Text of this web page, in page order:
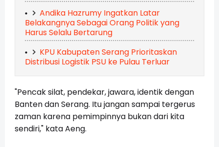
Andika Hazrumy Ingatkan Latar
Belakangnya Sebagai Orang Politik yang
Harus Selalu Bertarung
KPU Kabupaten Serang Prioritaskan
Distribusi Logistik PSU ke Pulau Terluar
"Pencak silat, pendekar, jawara, identik dengan
Banten dan Serang. Itu jangan sampai tergerus
zaman karena pemimpinnya bukan dari kita
sendiri," kata Aeng.